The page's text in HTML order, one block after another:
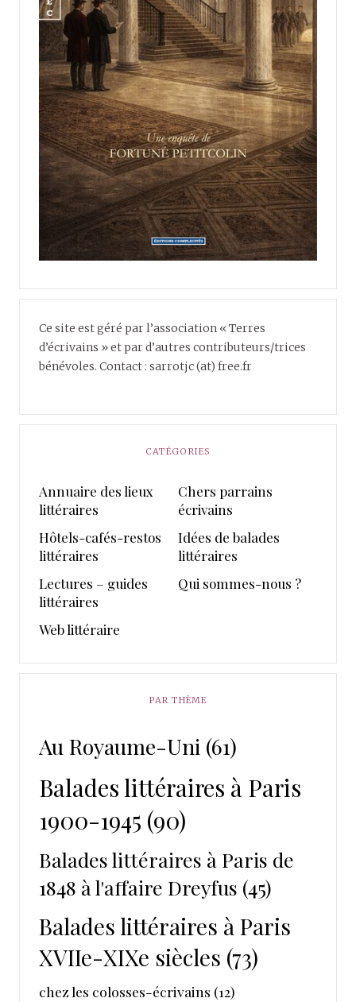
Ce site est géré par l’association « Terres
d’écrivains » et par d’autres contributeurs/trices
bénévoles. Contact : sarrotjc (at) free.fr
CATÉGORIES
Annuaire des lieux
littéraires
Chers parrains
écrivains
Hôtels-cafés-restos
littéraires
Idées de balades
littéraires
Lectures – guides
littéraires
Qui sommes-nous ?
Web littéraire
PAR THÈME
Au Royaume-Uni (61)
Balades littéraires à Paris
1900-1945 (90)
Balades littéraires à Paris de
1848 à l'affaire Dreyfus (45)
Balades littéraires à Paris
XVIIe-XIXe siècles (73)
chez les colosses-écrivains (12)